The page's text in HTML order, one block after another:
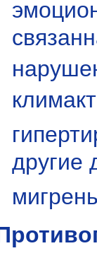
другие